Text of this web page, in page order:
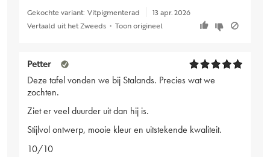
Gekochte variant: Vitpigmenterad
13 apr. 2026
Vertaald uit het Zweeds • Toon origineel
Petter
Deze tafel vonden we bij Stalands. Precies wat we
zochten.
Ziet er veel duurder uit dan hij is.
Stijlvol ontwerp, mooie kleur en uitstekende kwaliteit.
10/10